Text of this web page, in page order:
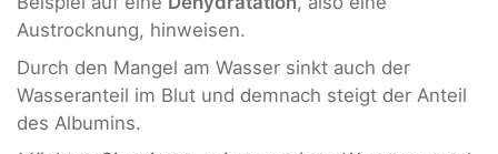
Austrocknung, hinweisen.
Durch den Mangel am Wasser sinkt auch der
Wasseranteil im Blut und demnach steigt der Anteil
des Albumins.